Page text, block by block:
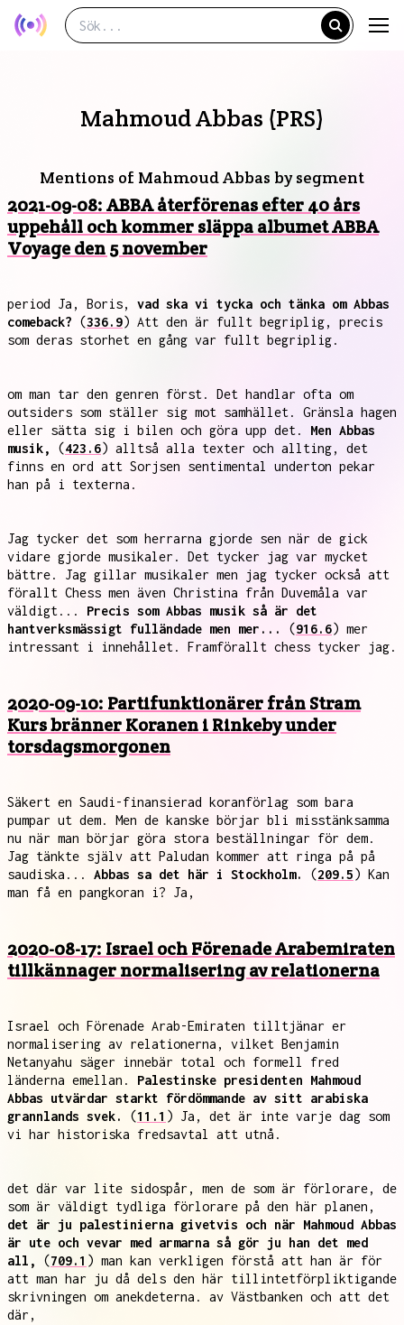
Mahmoud Abbas (PRS)
Mentions of Mahmoud Abbas by segment
2021-09-08: ABBA återförenas efter 40 års
uppehåll och kommer släppa albumet ABBA
Voyage den 5 november
period Ja, Boris, vad ska vi tycka och tänka om Abbas
comeback? (336.9) Att den är fullt begriplig, precis
som deras storhet en gång var fullt begriplig.
om man tar den genren först. Det handlar ofta om
outsiders som ställer sig mot samhället. Gränsla hagen
eller sätta sig i bilen och göra upp det. Men Abbas
musik,
(423.6) alltså alla texter och allting, det
finns en ord att Sorjsen sentimental underton pekar
han på i texterna.
Jag tycker det som herrarna gjorde sen när de gick
vidare gjorde musikaler. Det tycker jag var mycket
bättre. Jag gillar musikaler men jag tycker också att
förallt Chess men även Christina från Duvemåla var
väldigt... Precis som Abbas musik så är det
hantverksmässigt fulländade men mer...
(916.6) mer
intressant i innehållet. Framförallt chess tycker jag.
2020-09-10: Partifunktionärer från Stram
Kurs bränner Koranen i Rinkeby under
torsdagsmorgonen
Säkert en Saudi-finansierad koranförlag som bara
pumpar ut dem. Men de kanske börjar bli misstänksamma
nu när man börjar göra stora beställningar för dem.
Jag tänkte själv att Paludan kommer att ringa på på
saudiska... Abbas sa det här i Stockholm. (209.5) Kan
man få en pangkoran i? Ja,
2020-08-17: Israel och Förenade Arabemiraten
tillkännager normalisering av relationerna
Israel och Förenade Arab-Emiraten tilltjänar er
normalisering av relationerna, vilket Benjamin
Netanyahu säger innebär total och formell fred
länderna emellan. Palestinske presidenten Mahmoud
Abbas utvärdar starkt fördömmande av sitt arabiska
grannlands svek.
(11.1 ) Ja, det är inte varje dag som
vi har historiska fredsavtal att utnå.
det där var lite sidospår, men de som är förlorare, de
som är väldigt tydliga förlorare på den här planen,
det är ju palestinierna givetvis och när Mahmoud Abbas
är ute och vevar med armarna så gör ju han det med
all,
(709.1 ) man kan verkligen förstå att han är för
att man har ju då dels den här tillintetförpliktigande
skrivningen om anekdeterna. av Västbanken och att det
där,